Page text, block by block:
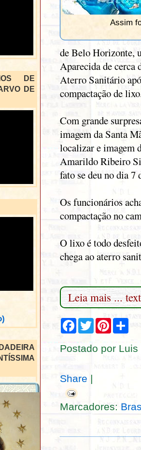
DE
DE
Assim
de Belo Horizonte,
Aparecida de cerca
Aterro Sanitário
compactação de
Com grande
imagem da Santa
localizar e imagem
Amarildo Ribeiro
fato se deu no dia 7
Os funcionários
compactação no
O lixo é todo
chega ao aterro
Leia mais ...
F
a
c
e
b
k
T
w
i
t
t
P
i
n
t
e
t
r
e
Postado por Luis
Share |
Marcadores: